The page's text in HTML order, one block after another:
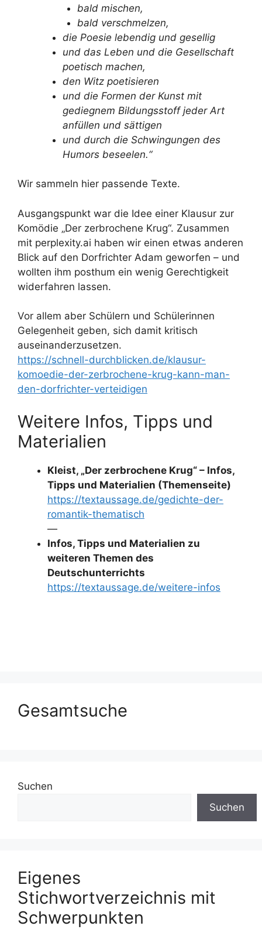
bald mischen,
bald verschmelzen,
die Poesie lebendig und gesellig
und das Leben und die Gesellschaft
poetisch machen,
den Witz poetisieren
und die Formen der Kunst mit
gediegnem Bildungsstoff jeder Art
anfüllen und sättigen
und durch die Schwingungen des
Humors beseelen.“
Wir sammeln hier passende Texte.
Ausgangspunkt war die Idee einer Klausur zur
Komödie „Der zerbrochene Krug“. Zusammen
mit perplexity.ai haben wir einen etwas anderen
Blick auf den Dorfrichter Adam geworfen – und
wollten ihm posthum ein wenig Gerechtigkeit
widerfahren lassen.
Vor allem aber Schülern und Schülerinnen
Gelegenheit geben, sich damit kritisch
auseinanderzusetzen.
https://schnell-durchblicken.de/klausur-
komoedie-der-zerbrochene-krug-kann-man-
den-dorfrichter-verteidigen
Weitere Infos, Tipps und
Materialien
Kleist, „Der zerbrochene Krug“ – Infos,
Tipps und Materialien (Themenseite)
https://textaussage.de/gedichte-der-
romantik-thematisch
—
Infos, Tipps und Materialien zu
weiteren Themen des
Deutschunterrichts
https://textaussage.de/weitere-infos
Gesamtsuche
Suchen
Suchen
Eigenes
Stichwortverzeichnis mit
Schwerpunkten